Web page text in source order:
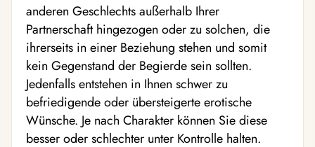
anderen Geschlechts außerhalb Ihrer
Partnerschaft hingezogen oder zu solchen, die
ihrerseits in einer Beziehung stehen und somit
kein Gegenstand der Begierde sein sollten.
Jedenfalls entstehen in Ihnen schwer zu
befriedigende oder übersteigerte erotische
Wünsche. Je nach Charakter können Sie diese
besser oder schlechter unter Kontrolle halten.